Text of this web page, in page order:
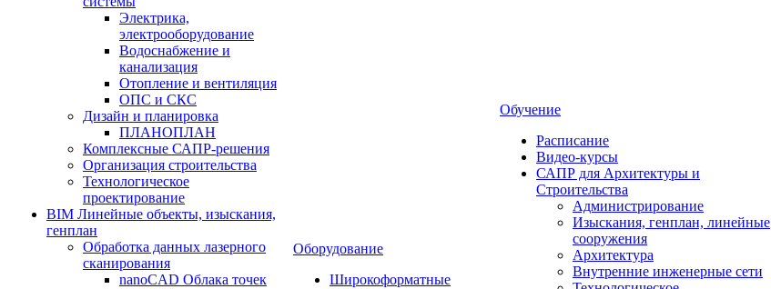
Электрика,
электрооборудование
Водоснабжение и
канализация
Отопление и вентиляция
ОПС и СКС
Дизайн и планировка
ПЛАНОПЛАН
Комплексные САПР-решения
Организация строительства
Технологическое
проектирование
BIM Линейные объекты, изыскания,
генплан
Обработка данных лазерного
сканирования
nanoCAD Облака точек
Оборудование
Широкоформатные
Обучение
Расписание
Видео-курсы
САПР для Архитектуры и
Строительства
Администрирование
Изыскания, генплан, линейные
сооружения
Архитектура
Внутренние инженерные сети